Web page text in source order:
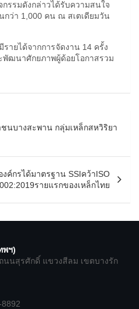
รรมดังกล่าวได้รับความสนใจ
กว่า 1,000 คน ณ สเตเดียมวัน
ายได้จากการจัดงาน 14 ครั้ง
พัฒนาศักยภาพผู้ด้อยโอกาสรวม
นบางสะพาน กลุ่มเหล็กสหวิริยา
ค์กรได้มาตรฐาน SSIคว้าISO
รายแรกของเหล็กไทย
พฯ)
นนสุรศักดิ์ แขวงสีลม เขตบางรัก